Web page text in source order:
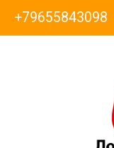
+79655843098